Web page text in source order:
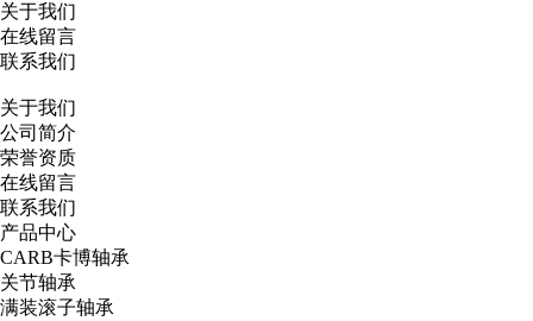
关于我们
在线留言
联系我们
关于我们
公司简介
荣誉资质
在线留言
联系我们
产品中心
CARB卡博轴承
关节轴承
满装滚子轴承